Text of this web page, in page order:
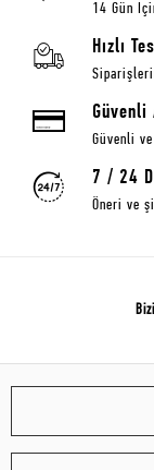
14 Gün
Hızlı
Güvenli
Güvenli
7 / 24
Öneri ve